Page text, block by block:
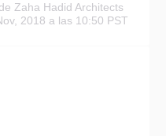
Zaha Hadid Architects
2018 a las 10:50 PST